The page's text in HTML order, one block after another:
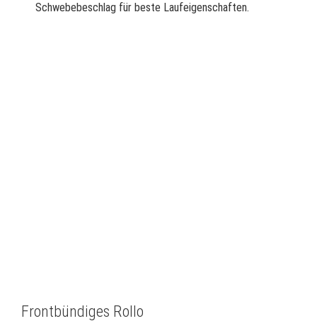
Schwebebeschlag für beste Laufeigenschaften.
Frontbündiges Rollo